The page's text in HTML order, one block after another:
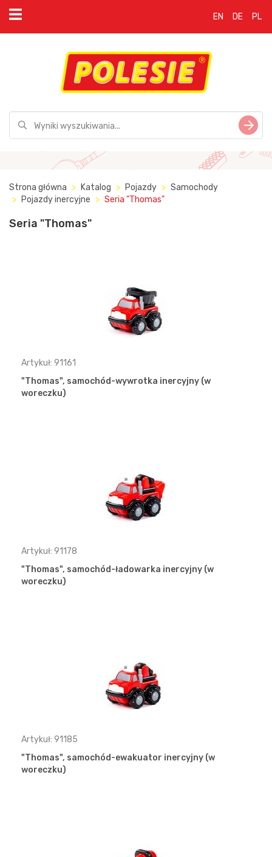
EN DE PL
Strona główna Katalog Pojazdy
Samochody
Pojazdy inercyjne
Seria "Thomas"
Seria "Thomas"
Artykuł: 91161
"Thomas", samochód-wywrotka inercyjny (w
woreczku)
Artykuł: 91178
"Thomas", samochód-ładowarka inercyjny (w
woreczku)
Artykuł: 91185
"Thomas", samochód-ewakuator inercyjny (w
woreczku)